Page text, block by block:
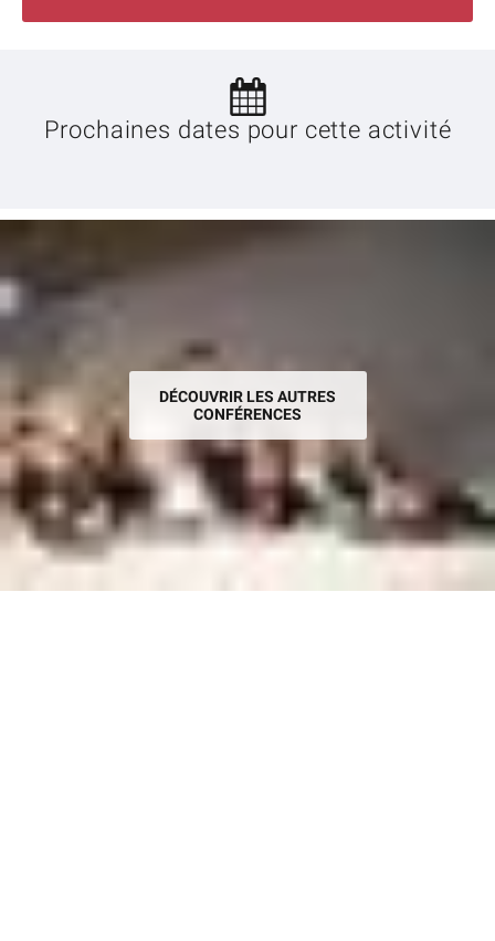
Prochaines dates pour cette activité
DÉCOUVRIR LES AUTRES
CONFÉRENCES